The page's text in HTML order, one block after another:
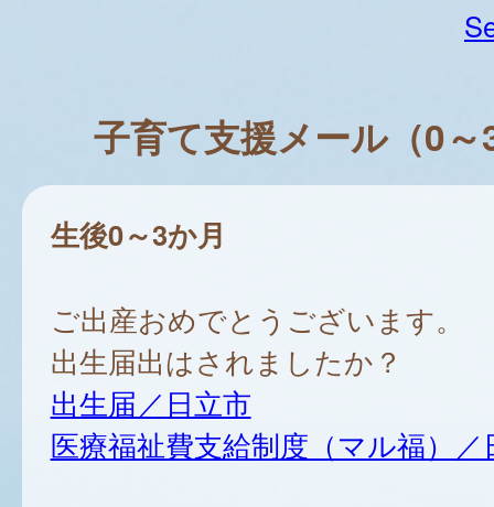
子育て支援メール（0
生後0～3か月
ご出産おめでとうございます。
出生届出はされましたか？
出生届／日立市
医療福祉費支給制度（マル福）／